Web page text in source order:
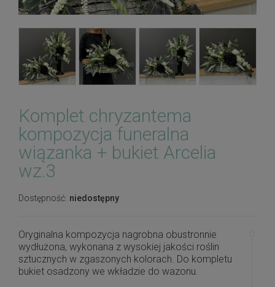
Komplet chryzantema
kompozycja funeralna
wiązanka + bukiet Arcelia
wz.3
Dostępność: niedostępny
Oryginalna kompozycja nagrobna obustronnie
wydłużona, wykonana z wysokiej jakości roślin
sztucznych w zgaszonych kolorach. Do kompletu
bukiet osadzony we wkładzie do wazonu.